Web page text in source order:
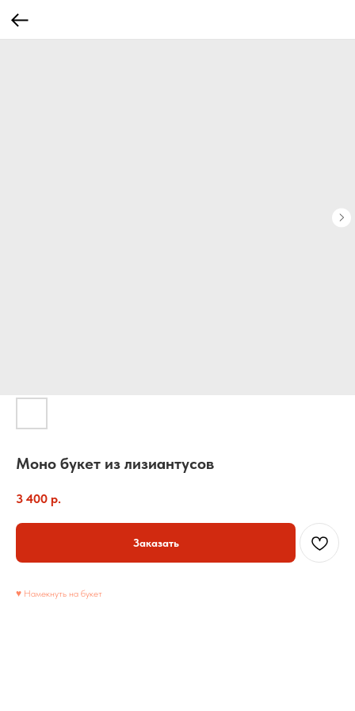
Моно букет из лизиантусов
3 400 р.
Заказать
♥ Намекнуть на букет